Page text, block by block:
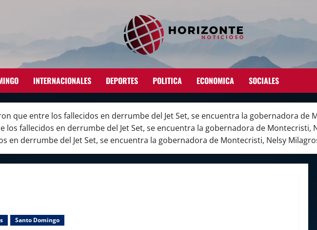
INTERNACIONALES DEPORTES POLITICA ECONOMICA SOCIALES
que entre los fallecidos en derrumbe del Jet Set, se encuentra la gobernadora de
fallecidos en derrumbe del Jet Set, se encuentra la gobernadora de Montecristi,
en derrumbe del Jet Set, se encuentra la gobernadora de Montecristi, Nelsy
Santo Domingo